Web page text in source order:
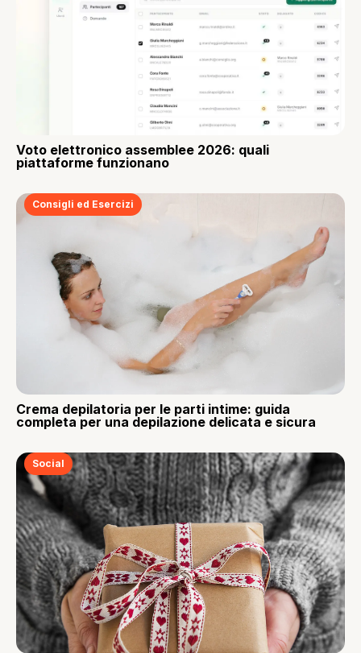
Voto elettronico assemblee 2026: quali
piattaforme funzionano
Consigli ed Esercizi
Crema depilatoria per le parti intime: guida
completa per una depilazione delicata e sicura
Social